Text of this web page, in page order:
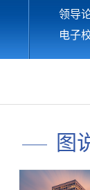
领导
电子
图